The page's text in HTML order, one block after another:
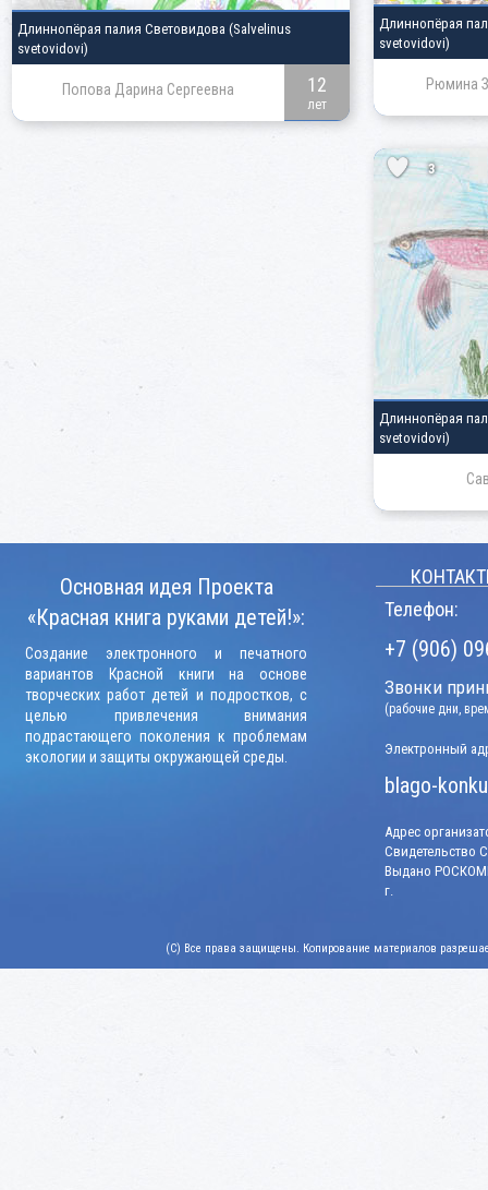
Длиннопёрая палия Световидова (Salvelinus
svetovidovi)
Попова Дарина Сергеевна 12
лет
Длиннопёрая
svetovidovi)
Рюмина
3
Длиннопёрая
svetovidovi)
Основная идея Проекта
«Красная книга руками детей!»:
Создание электронного и печатного
вариантов Красной книги на основе
творческих работ детей и подростков, с
целью привлечения внимания
подрастающего поколения к проблемам
экологии и защиты окружающей среды.
Телефон:
+7 (906)
Звонки
(рабочие дни,
Электронный
blago-
Адрес
Свидетельство
Выдано
г.
(C) Все права защищены. Копирование материалов